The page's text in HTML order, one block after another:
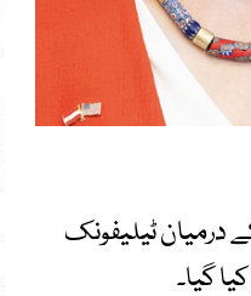
درمیان ٹیلیفونک
گیا۔